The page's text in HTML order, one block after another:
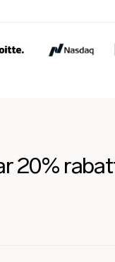
20%